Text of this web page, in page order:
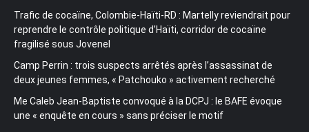
Trafic de cocaïne, Colombie-Haïti-RD : Martelly reviendrait pour
reprendre le contrôle politique d’Haïti, corridor de cocaïne
fragilisé sous Jovenel
Camp Perrin : trois suspects arrêtés après l’assassinat de
deux jeunes femmes, « Patchouko » activement recherché
Me Caleb Jean-Baptiste convoqué à la DCPJ : le BAFE évoque
une « enquête en cours » sans préciser le motif